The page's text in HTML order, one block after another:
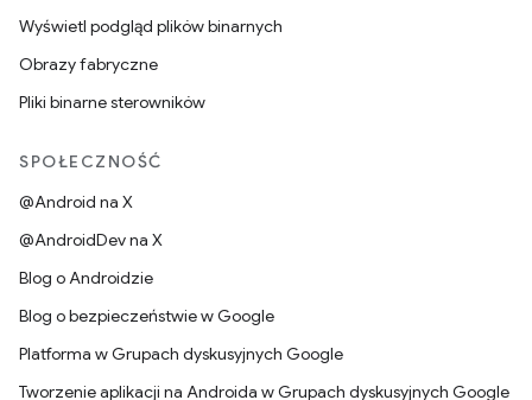
Wyświetl podgląd plików binarnych
Obrazy fabryczne
Pliki binarne sterowników
SPOŁECZNOŚĆ
@Android na X
@AndroidDev na X
Blog o Androidzie
Blog o bezpieczeństwie w Google
Platforma w Grupach dyskusyjnych Google
Tworzenie aplikacji na Androida w Grupach dyskusyjnych Google